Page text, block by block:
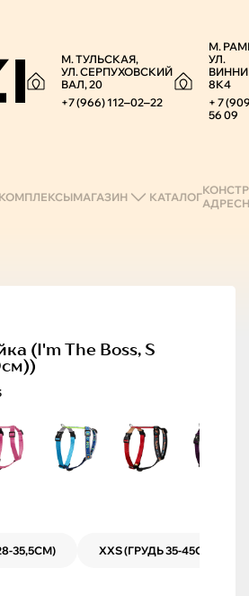
М. ТУЛЬСКАЯ,
УЛ. СЕРПУХОВСКИЙ
ВАЛ, 20
+7 (966) 112‒02‒22
М.
УЛ.
8К4
+ 7
56 09
КОМПЛЕКСЫМАГАЗИН КАТАЛОГ
(i'm The Boss, S
35,5СМ) XXS (ГРУДЬ 35-45СМ)